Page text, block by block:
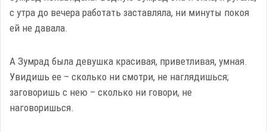
с утра до вечера работать заставляла, ни минуты покоя
ей не давала.
А Зумрад была девушка красивая, приветливая, умная.
Увидишь ее – сколько ни смотри, не наглядишься;
заговоришь с нею – сколько ни говори, не
наговоришься.